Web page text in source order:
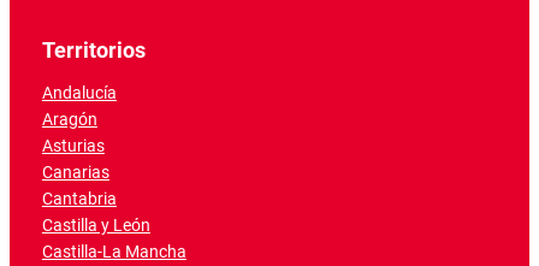
Territorios
Andalucía
Aragón
Asturias
Canarias
Cantabria
Castilla y León
Castilla-La Mancha